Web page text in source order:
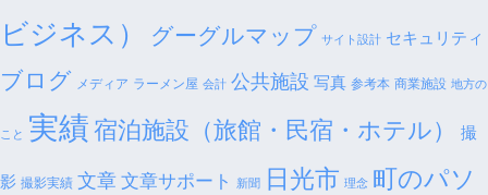
ビジネス）
グーグルマップ サイト設計 セキュリティ
ブログ メディア ラーメン屋 会計 公共施設 写真 参考本 商業施設 地方の
こと 実績 宿泊施設（旅館・民宿・ホテル） 撮
影 撮影実績 文章 文章サポート 新聞 日光市 理念 町のパソ